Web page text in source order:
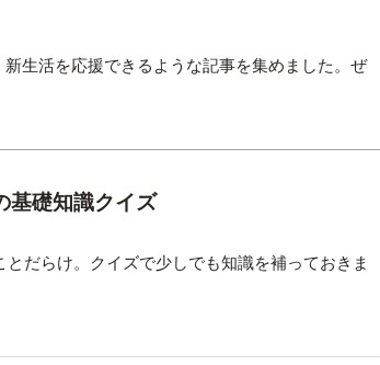
生活を応援できるような記事を集めました。ぜ
基礎知識クイズ
だらけ。クイズで少しでも知識を補っておきま